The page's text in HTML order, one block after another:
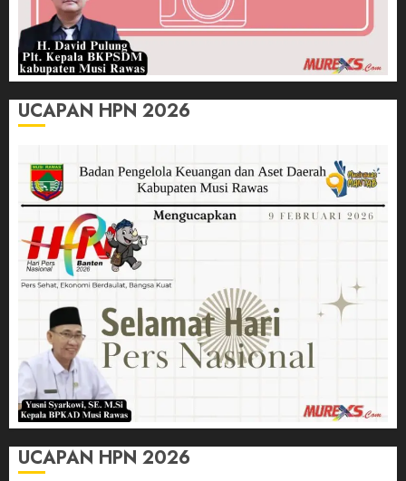
UCAPAN HPN 2026
UCAPAN HPN 2026